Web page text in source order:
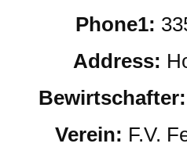
Phone1:
Address:
Bewirtschafter:
Verein: F.V.